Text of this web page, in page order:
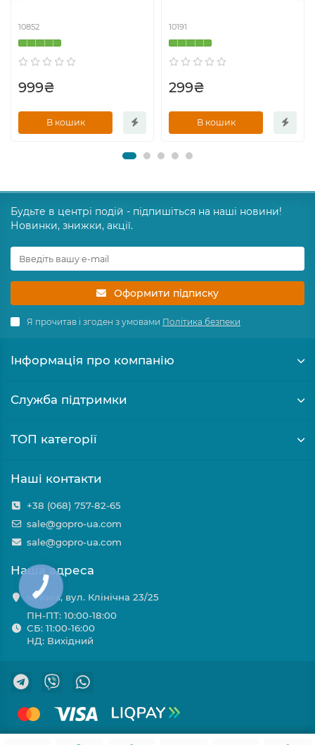
10852
999₴
В кошик
10191
299₴
В кошик
Будьте в центрі подій - підпишіться на наші новини!
Новинки, знижки, акції.
Оформити підписку
Я прочитав і згоден з умовами Політика безпеки
Інформація про компанію
Служба підтримки
ТОП категорії
Наші контакти
+38 (068) 757-82-65
sale@gopro-ua.com
sale@gopro-ua.com
Наша адреса
м. Київ, вул. Клінічна 23/25
ПН-ПТ: 10:00-18:00
СБ: 11:00-16:00
НД: Вихідний